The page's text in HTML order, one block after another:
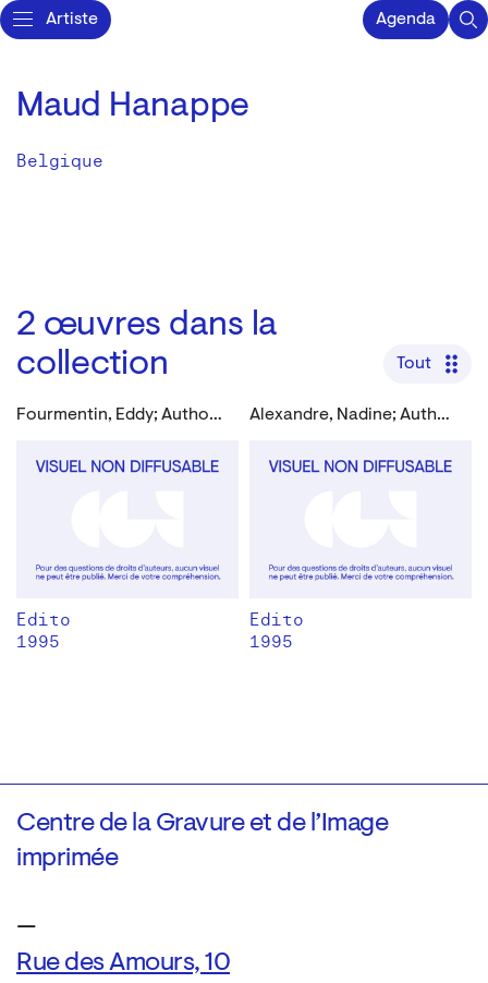
Artiste Agenda
Maud Hanappe
Belgique
2 œuvres dans la
collection
Tout
Fourmentin, Eddy; Authom, Pol; Alexandre, Nadine; Hanappe, Maud; Latteur, Serge
Edito
1995
Alexandre, Nadine; Authom, Pol; Fourmentin, Eddy; Latteur, Serge; Hanappe, Maud
Edito
1995
Centre de la Gravure et de l’Image
imprimée
—
Rue des Amours, 10